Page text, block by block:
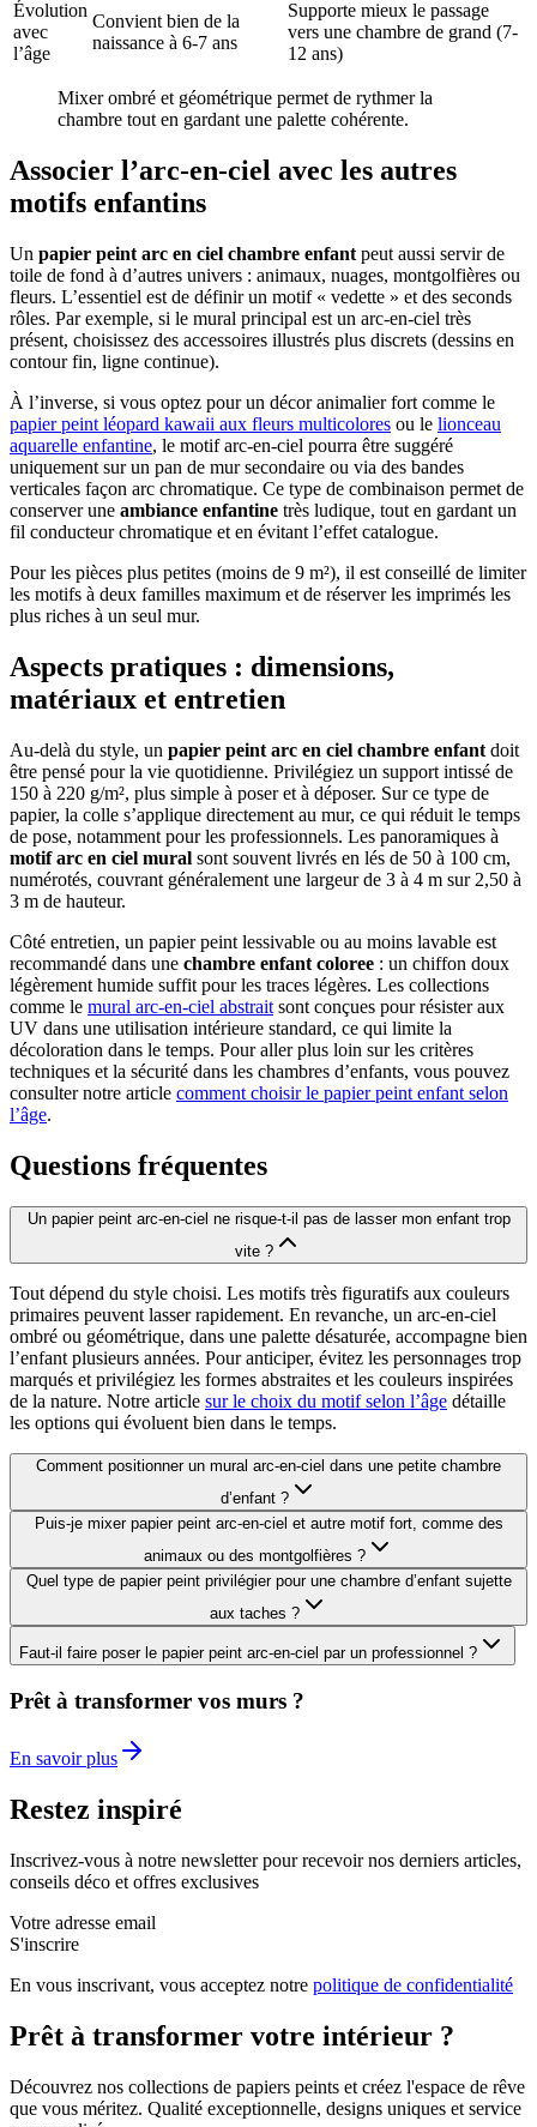
Évolution
avec
l’âge
Convient bien de la
naissance à 6-7 ans
Supporte mieux le passage
vers une chambre de grand (7-
12 ans)
Mixer ombré et géométrique permet de rythmer la
chambre tout en gardant une palette cohérente.
Associer l’arc-en-ciel avec les autres
motifs enfantins
Un papier peint arc en ciel chambre enfant peut aussi servir de
toile de fond à d’autres univers : animaux, nuages, montgolfières ou
fleurs. L’essentiel est de définir un motif « vedette » et des seconds
rôles. Par exemple, si le mural principal est un arc-en-ciel très
présent, choisissez des accessoires illustrés plus discrets (dessins en
contour fin, ligne continue).
À l’inverse, si vous optez pour un décor animalier fort comme le
papier peint léopard kawaii aux fleurs multicolores ou le lionceau
aquarelle enfantine, le motif arc-en-ciel pourra être suggéré
uniquement sur un pan de mur secondaire ou via des bandes
verticales façon arc chromatique. Ce type de combinaison permet de
conserver une ambiance enfantine très ludique, tout en gardant un
fil conducteur chromatique et en évitant l’effet catalogue.
Pour les pièces plus petites (moins de 9 m²), il est conseillé de limiter
les motifs à deux familles maximum et de réserver les imprimés les
plus riches à un seul mur.
Aspects pratiques : dimensions,
matériaux et entretien
Au-delà du style, un papier peint arc en ciel chambre enfant doit
être pensé pour la vie quotidienne. Privilégiez un support intissé de
150 à 220 g/m², plus simple à poser et à déposer. Sur ce type de
papier, la colle s’applique directement au mur, ce qui réduit le temps
de pose, notamment pour les professionnels. Les panoramiques à
motif arc en ciel mural sont souvent livrés en lés de 50 à 100 cm,
numérotés, couvrant généralement une largeur de 3 à 4 m sur 2,50 à
3 m de hauteur.
Côté entretien, un papier peint lessivable ou au moins lavable est
recommandé dans une chambre enfant coloree : un chiffon doux
légèrement humide suffit pour les traces légères. Les collections
comme le mural arc-en-ciel abstrait sont conçues pour résister aux
UV dans une utilisation intérieure standard, ce qui limite la
décoloration dans le temps. Pour aller plus loin sur les critères
techniques et la sécurité dans les chambres d’enfants, vous pouvez
consulter notre article comment choisir le papier peint enfant selon
l’âge.
Questions fréquentes
Un papier peint arc-en-ciel ne risque-t-il pas de lasser mon enfant trop
vite ?
Tout dépend du style choisi. Les motifs très figuratifs aux couleurs
primaires peuvent lasser rapidement. En revanche, un arc-en-ciel
ombré ou géométrique, dans une palette désaturée, accompagne bien
l’enfant plusieurs années. Pour anticiper, évitez les personnages trop
marqués et privilégiez les formes abstraites et les couleurs inspirées
de la nature. Notre article sur le choix du motif selon l’âge détaille
les options qui évoluent bien dans le temps.
Comment positionner un mural arc-en-ciel dans une petite chambre
d’enfant ?
Puis-je mixer papier peint arc-en-ciel et autre motif fort, comme des
animaux ou des montgolfières ?
Quel type de papier peint privilégier pour une chambre d’enfant sujette
aux taches ?
Faut-il faire poser le papier peint arc-en-ciel par un professionnel ?
Prêt à transformer vos murs ?
En savoir plus
Restez inspiré
Inscrivez-vous à notre newsletter pour recevoir nos derniers articles,
conseils déco et offres exclusives
Votre adresse email
S'inscrire
En vous inscrivant, vous acceptez notre politique de confidentialité
Prêt à transformer votre intérieur ?
Découvrez nos collections de papiers peints et créez l'espace de rêve
que vous méritez. Qualité exceptionnelle, designs uniques et service